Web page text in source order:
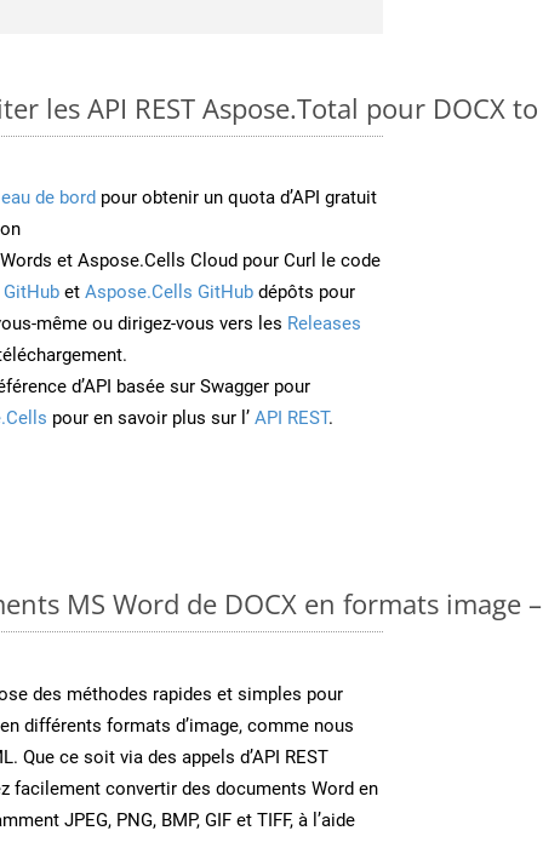
les API REST Aspose.Total pour DOCX
de bord pour obtenir un quota d’API gratuit
et Aspose.Cells Cloud pour Curl le code
et Aspose.Cells GitHub dépôts pour
même ou dirigez-vous vers les Releases
d’API basée sur Swagger pour
pour en savoir plus sur l’ API REST.
MS Word de DOCX en formats image
des méthodes rapides et simples pour
différents formats d’image, comme nous
Que ce soit via des appels d’API REST
facilement convertir des documents Word en
JPEG, PNG, BMP, GIF et TIFF, à l’aide